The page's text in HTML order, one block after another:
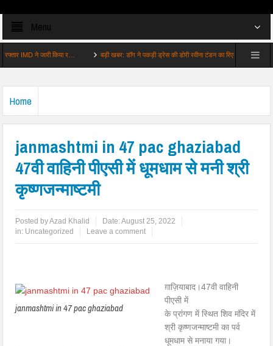
Menu
ने जारी किया र… बड़ी खबर: डॉग ने पकड़ी ड्रेस की डोरी रवीना टंडन का रिएक्श… बड़ी
Home
janmashtmi in 47 pac ghaziabad
47वी वाहिनी पीएसी में धूमधाम से मनी श्री
कृष्णजन्माष्टमी
Posted byAzad Khalid Date:August 25, 2022
in: Uncategorized
Leave a comment
janmashtmi in 47 pac ghaziabad
ग़ाज़ियाबाद।47वी वाहिनी
पीएसी में
के प्रांगण में स्थित शिव मंदिर में
श्री कृष्णजन्माष्टमी का पर्व
धूमधाम से मनाया गया।